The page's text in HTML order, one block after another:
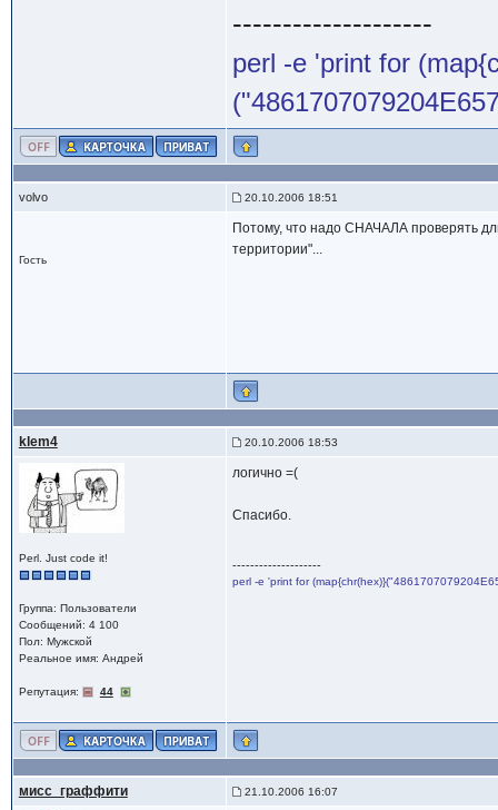
--------------------
perl -e 'print for
volvo 20.10.2006 18:51
Гость
Потому, что надо СНАЧАЛА проверять
территории"...
klem4 20.10.2006 18:53
Perl. Just code it!
Группа: Пользователи
Сообщений: 4 100
Пол: Мужской
Реальное имя: Андрей
Репутация: 44
логично =(
Спасибо.
--------------------
perl -e 'print for
мисс_граффити 21.10.2006 16:07